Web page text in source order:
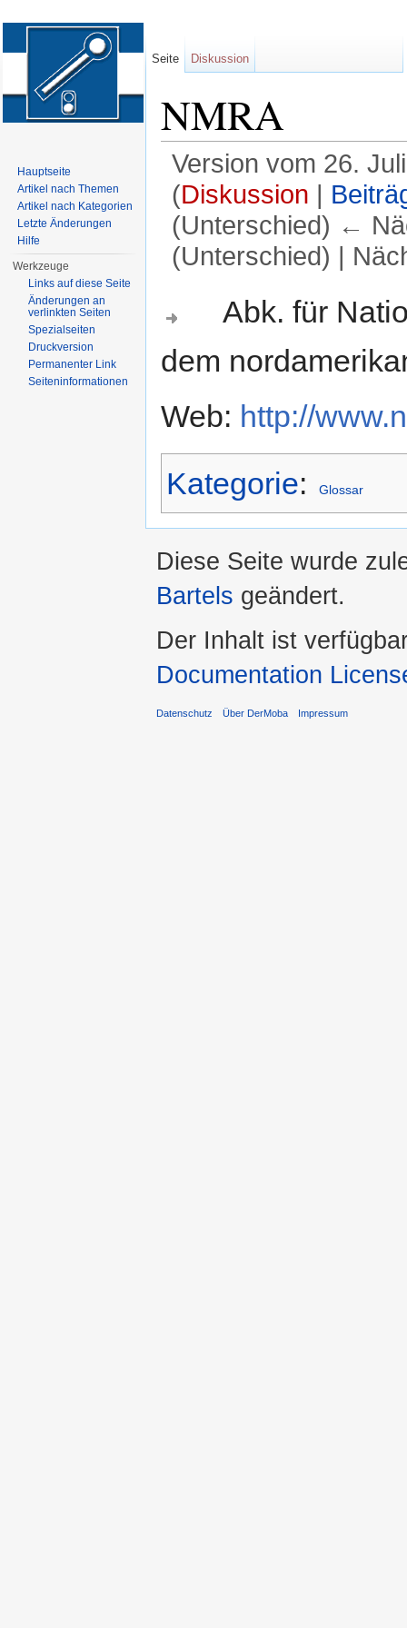
NMRA
Version vom 26.
(Diskussion |
(Unterschied) ←
(Unterschied) |
Abk. für
dem
Web: http://
Kategorie: Glossar
Seite Diskussion
Hauptseite
Artikel nach Themen
Artikel nach Kategorien
Letzte Änderungen
Hilfe
Werkzeuge
Links auf diese Seite
Änderungen an
verlinkten Seiten
Spezialseiten
Druckversion
Permanenter Link
Seiten­informationen
Diese Seite wurde
Bartels geändert.
Der Inhalt ist
Documentation
Datenschutz Über DerMoba Impressum